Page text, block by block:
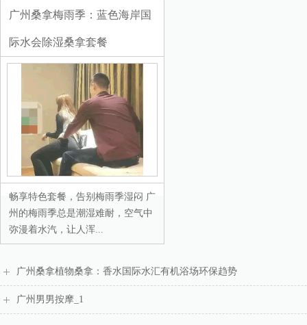
广州桑拿梅雨季：蓝色海岸国
际水会除湿桑拿套餐
畅享特色套餐，告别梅雨季湿闷 广
州的梅雨季总是潮湿难耐，空气中
弥漫着水汽，让人浑...
广州桑拿植物桑拿：香水国际水汇有机浴场环保趋势
广州男男按摩_1